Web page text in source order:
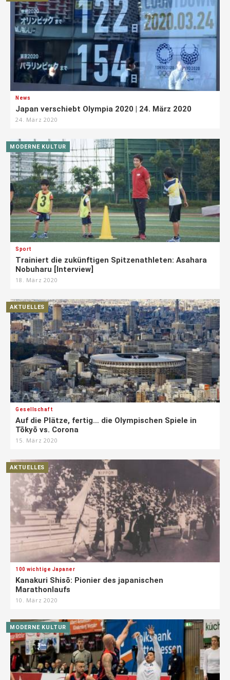
News
Japan verschiebt Olympia 2020 | 24. März 2020
24. März 2020
MODERNE KULTUR
Sport
Trainiert die zukünftigen Spitzenathleten: Asahara
Nobuharu [Interview]
18. März 2020
AKTUELLES
Gesellschaft
Auf die Plätze, fertig… die Olympischen Spiele in
Tōkyō vs. Corona
15. März 2020
AKTUELLES
100 wichtige Japaner
Kanakuri Shisō: Pionier des japanischen
Marathonlaufs
10. März 2020
MODERNE KULTUR